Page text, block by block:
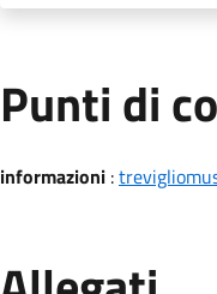
Punti di
informazioni: